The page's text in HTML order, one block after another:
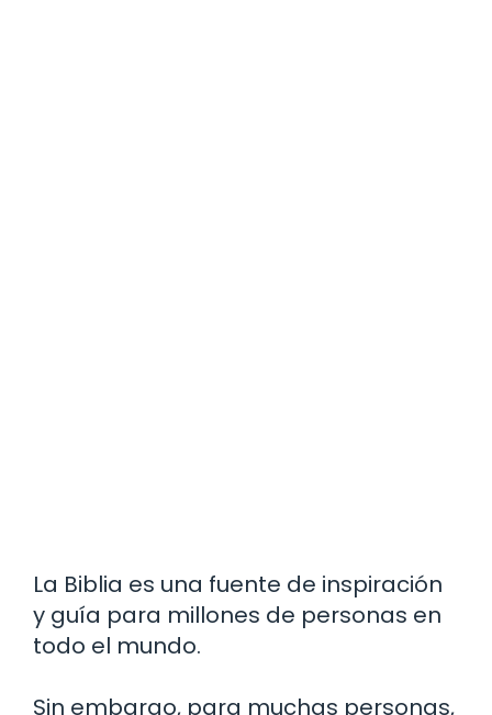
La Biblia es una fuente de inspiración
y guía para millones de personas en
todo el mundo.
Sin embargo, para muchas personas,